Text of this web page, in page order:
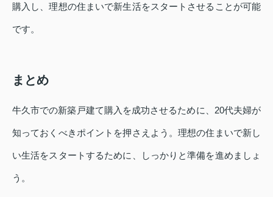
購入し、理想の住まいで新生活をスタートさせることが可能
です。
まとめ
牛久市での新築戸建て購入を成功させるために、20代夫婦が
知っておくべきポイントを押さえよう。理想の住まいで新し
い生活をスタートするために、しっかりと準備を進めましょ
う。